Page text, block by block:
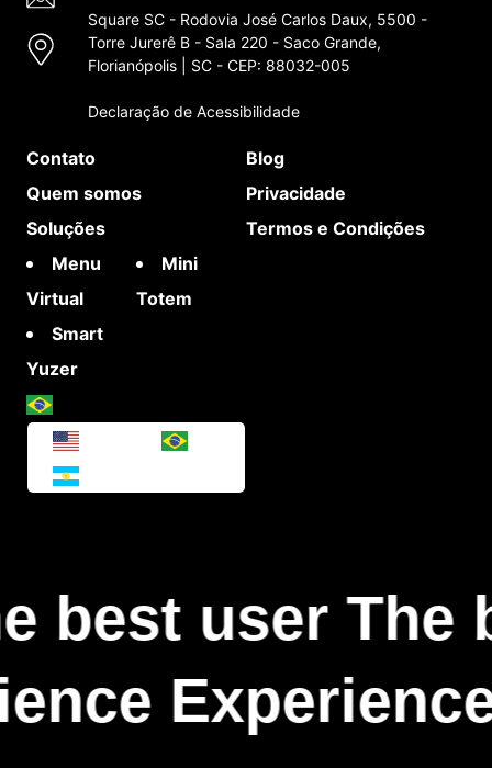
Square SC - Rodovia José Carlos Daux, 5500 -
Torre Jurerê B - Sala 220 - Saco Grande,
Florianópolis | SC - CEP: 88032-005
Declaração de Acessibilidade
Contato
Blog
Quem somos
Privacidade
Soluções
Menu
Virtual
Mini
Totem
Smart
Yuzer
Termos e Condições
best user The